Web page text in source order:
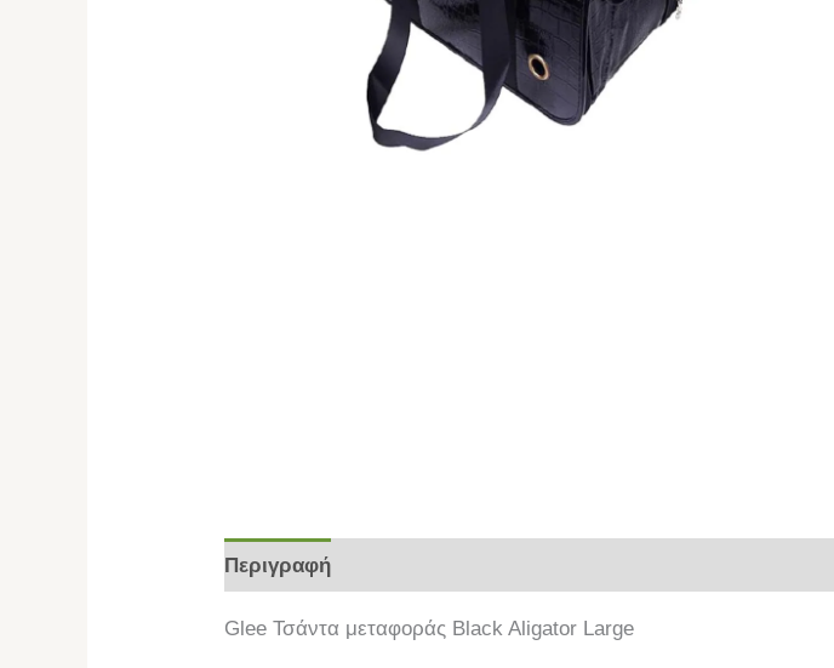
Περιγραφή
Glee Τσάντα μεταφοράς Black Aligator Large